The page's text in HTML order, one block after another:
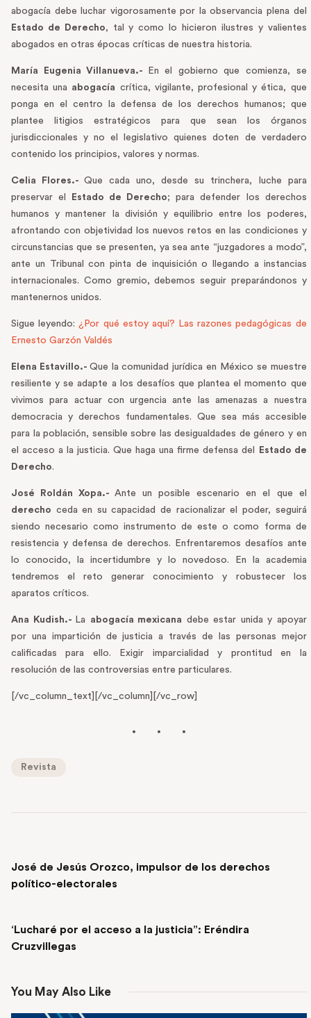
abogacía debe luchar vigorosamente por la observancia plena del
Estado de Derecho, tal y como lo hicieron ilustres y valientes
abogados en otras épocas críticas de nuestra historia.
María Eugenia Villanueva.-
En el gobierno que comienza, se
necesita una abogacía crítica, vigilante, profesional y ética, que
ponga en el centro la defensa de los derechos humanos; que
plantee litigios estratégicos para que sean los órganos
jurisdiccionales y no el legislativo quienes doten de verdadero
contenido los principios, valores y normas.
Celia Flores.-Que cada uno, desde su trinchera, luche para
preservar el
Estado de Derecho; para defender los derechos
humanos y mantener la división y equilibrio entre los poderes,
afrontando con objetividad los nuevos retos en las condiciones y
circunstancias que se presenten, ya sea ante “juzgadores a modo”,
ante un Tribunal con pinta de inquisición o llegando a instancias
internacionales. Como gremio, debemos seguir preparándonos y
mantenernos unidos.
Sigue leyendo: ¿Por qué estoy aquí? Las razones pedagógicas de
Ernesto Garzón Valdés
Elena Estavillo.- Que la comunidad jurídica en México se muestre
resiliente y se adapte a los desafíos que plantea el momento que
vivimos para actuar con urgencia ante las amenazas a nuestra
democracia y derechos fundamentales. Que sea más accesible
para la población, sensible sobre las desigualdades de género y en
el acceso a la justicia. Que haga una firme defensa del
Estado de
Derecho.
José Roldán Xopa.-Ante un posible escenario en el que el
derecho ceda en su capacidad de racionalizar el poder, seguirá
siendo necesario como instrumento de este o como forma de
resistencia y defensa de derechos. Enfrentaremos desafíos ante
lo conocido, la incertidumbre y lo novedoso. En la academia
tendremos el reto generar conocimiento y robustecer los
aparatos críticos.
Ana Kudish.- La abogacía mexicana debe estar unida y apoyar
por una impartición de justicia a través de las personas mejor
calificadas para ello. Exigir imparcialidad y prontitud en la
resolución de las controversias entre particulares.
[/vc_column_text][/vc_column][/vc_row]
Revista
José de Jesús Orozco, impulsor de los derechos
político-electorales
‘Lucharé por el acceso a la justicia”: Eréndira
Cruzvillegas
You May Also Like